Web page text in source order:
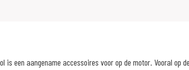
is een aangename accessoires voor op de motor. Vooral op